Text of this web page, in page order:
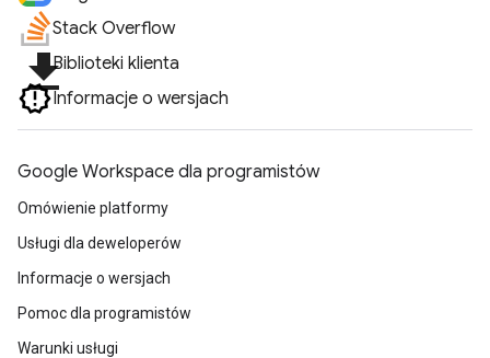
Stack Overflow
file_downloadBiblioteki klienta
Informacje o wersjach
Google Workspace dla programistów
Omówienie platformy
Usługi dla deweloperów
Informacje o wersjach
Pomoc dla programistów
Warunki usługi